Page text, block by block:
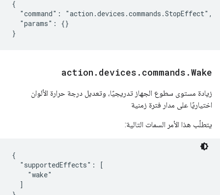
{
  "command": "action.devices.commands.StopEffect",
  "params": {}
}
action . devices . commands .Wake
زيادة مستوى سطوع الجهاز تدريجيًا، وتعديل درجة حرارة الألوان
اختياريًا على مدار فترة زمنية
يتطلّب هذا الأمر السمات التالية:
{
  "supportedEffects": [
    "wake"
  ]